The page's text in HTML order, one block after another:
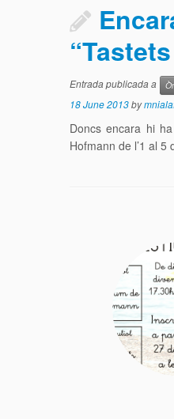
Entrada publicada a
18 June 2013by
Doncs encara hi
Hofmann de l’1 al